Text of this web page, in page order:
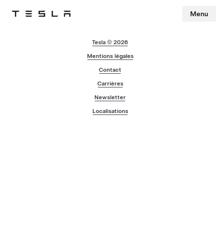
Tesla Menu
Tesla © 2026
Mentions légales
Contact
Carrières
Newsletter
Localisations